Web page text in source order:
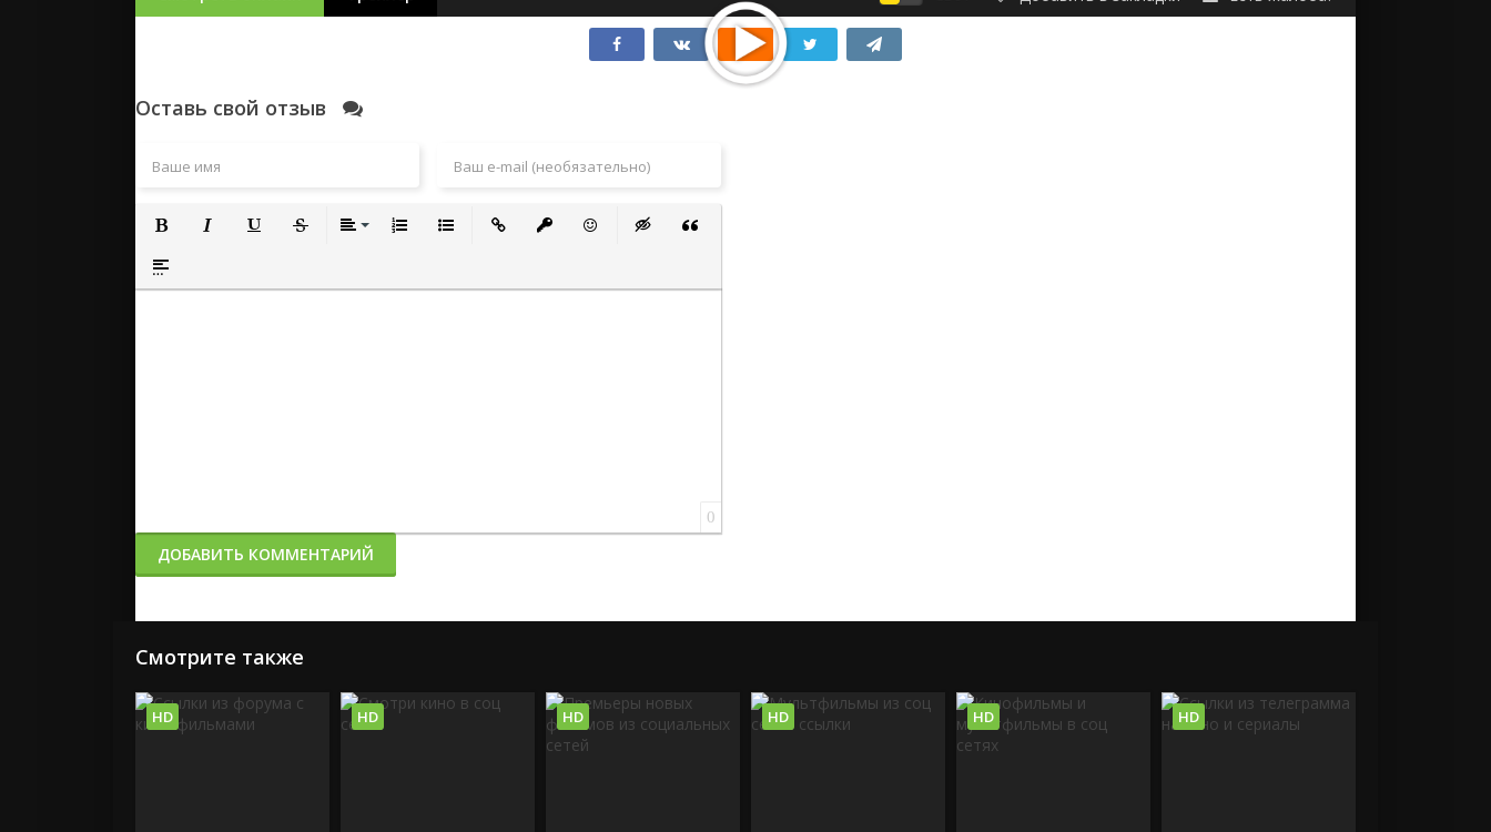
Оставь свой отзыв
Полужирный
Вставка спойлера
0
ДОБАВИТЬ КОММЕНТАРИЙ
Смотрите также
HD HD HD HD HD HD